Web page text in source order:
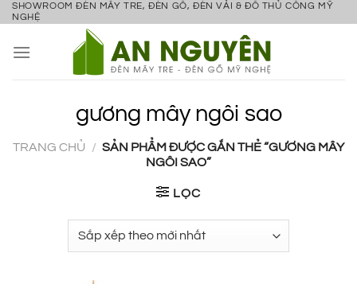
Bỏ
nội
SHOWROOM ĐÈN MÂY TRE, ĐÈN GỖ, ĐÈN VẢI & ĐỒ THỦ CÔNG MỸ
NGHỆ
gương mây ngôi sao
TRANG CHỦ / SẢN PHẨM ĐƯỢC GẮN THẺ “GƯƠNG MÂY
NGÔI SAO”
LỌC